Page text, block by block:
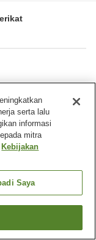
Sedgwick
serta lalu
informasi
mitra
Kebijakan
Saya